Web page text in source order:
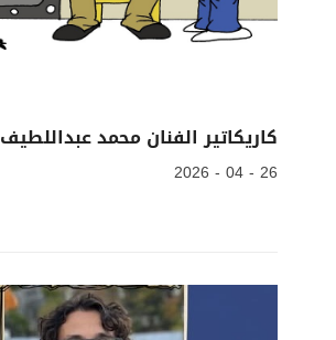
كاريكاتير الفنان محمد عبداللطيف
26 - 04 - 2026